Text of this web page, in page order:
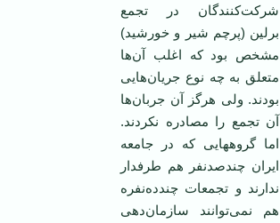
شرکت‌کنندگان در تجمع
برلین (پرچم شیر و خورشید)
مشخص بود که اغلب آن‌ها
متعلق به چه نوع جریان‌هایی
بودند. ولی هرگز آن جربان‌ها
آن تجمع را مصادره نکردند.
اما گروههایی که در جامعه
ایران چندصدنفر هم طرفدار
ندارند و تجمعات چندده‌نفره
هم نمی‌توانند سازمان‌دهی